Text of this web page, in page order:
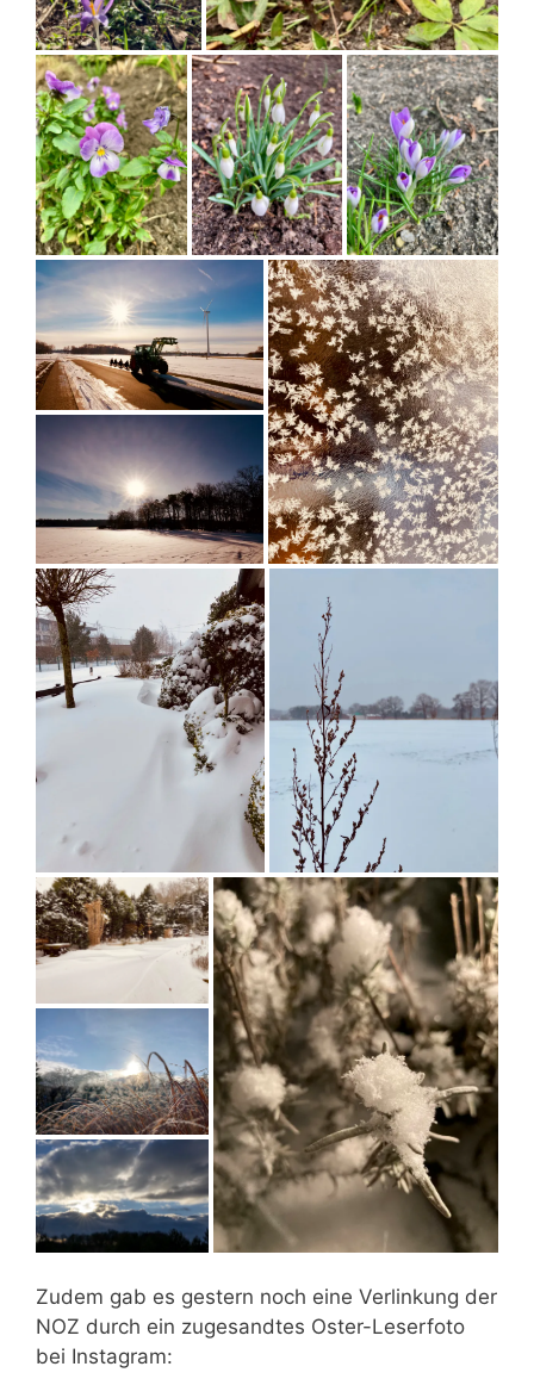
Zudem gab es gestern noch eine Verlinkung der
NOZ durch ein zugesandtes Oster-Leserfoto
bei Instagram: